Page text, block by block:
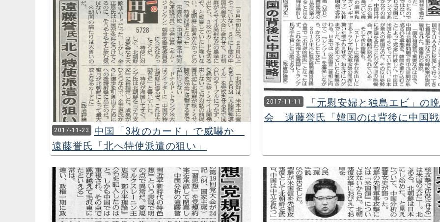
2017-11-23
中国「3枚のカード」で威嚇か
遠藤誉氏「北へ特使派遣の狙い」
2017-11-11
「元慰安婦と独島エビ」の
会 遠藤誉氏「韓国のは背後に中国